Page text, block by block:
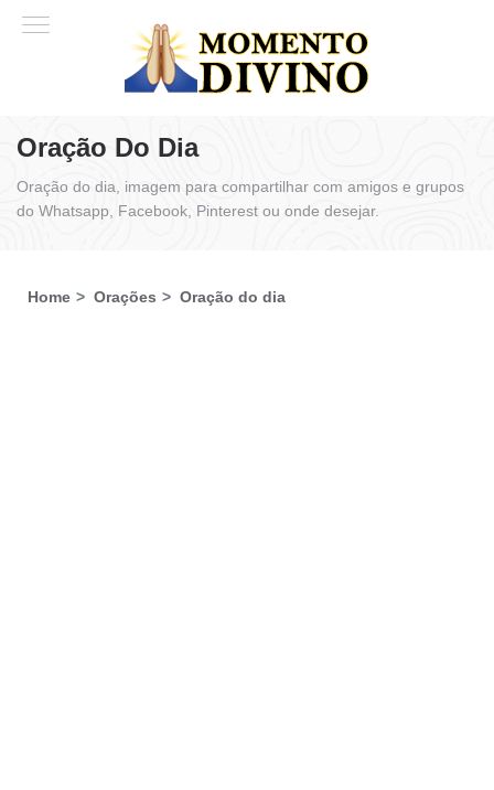
Oração Do Dia
Oração do dia, imagem para compartilhar com amigos e grupos
do Whatsapp, Facebook, Pinterest ou onde desejar.
Home Orações Oração do dia